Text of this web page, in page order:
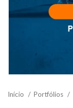
Início Portfólios